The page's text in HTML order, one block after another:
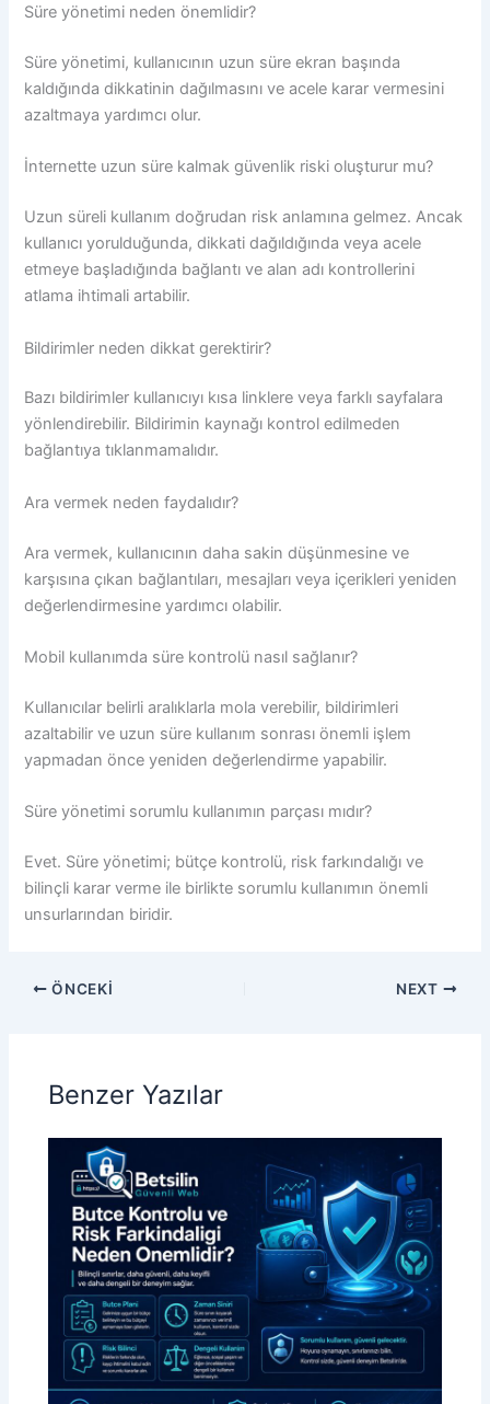
Süre yönetimi neden önemlidir?
Süre yönetimi, kullanıcının uzun süre ekran başında
kaldığında dikkatinin dağılmasını ve acele karar vermesini
azaltmaya yardımcı olur.
İnternette uzun süre kalmak güvenlik riski oluşturur mu?
Uzun süreli kullanım doğrudan risk anlamına gelmez. Ancak
kullanıcı yorulduğunda, dikkati dağıldığında veya acele
etmeye başladığında bağlantı ve alan adı kontrollerini
atlama ihtimali artabilir.
Bildirimler neden dikkat gerektirir?
Bazı bildirimler kullanıcıyı kısa linklere veya farklı sayfalara
yönlendirebilir. Bildirimin kaynağı kontrol edilmeden
bağlantıya tıklanmamalıdır.
Ara vermek neden faydalıdır?
Ara vermek, kullanıcının daha sakin düşünmesine ve
karşısına çıkan bağlantıları, mesajları veya içerikleri yeniden
değerlendirmesine yardımcı olabilir.
Mobil kullanımda süre kontrolü nasıl sağlanır?
Kullanıcılar belirli aralıklarla mola verebilir, bildirimleri
azaltabilir ve uzun süre kullanım sonrası önemli işlem
yapmadan önce yeniden değerlendirme yapabilir.
Süre yönetimi sorumlu kullanımın parçası mıdır?
Evet. Süre yönetimi; bütçe kontrolü, risk farkındalığı ve
bilinçli karar verme ile birlikte sorumlu kullanımın önemli
unsurlarından biridir.
ÖNCEKI NEXT
Benzer Yazılar